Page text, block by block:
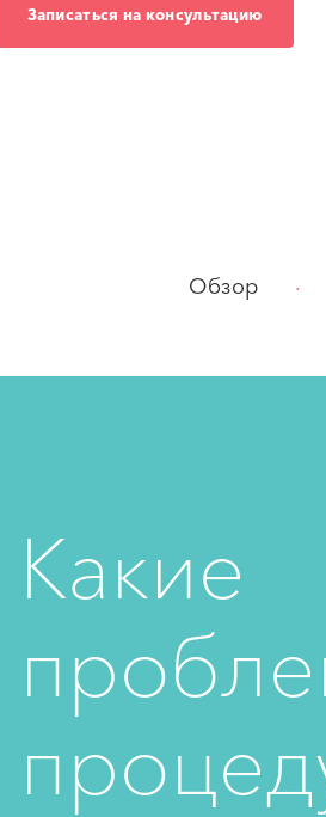
Записаться на консультацию
Обзор .
Какие